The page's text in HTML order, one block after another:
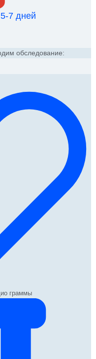
7 дней
обследование:
граммы